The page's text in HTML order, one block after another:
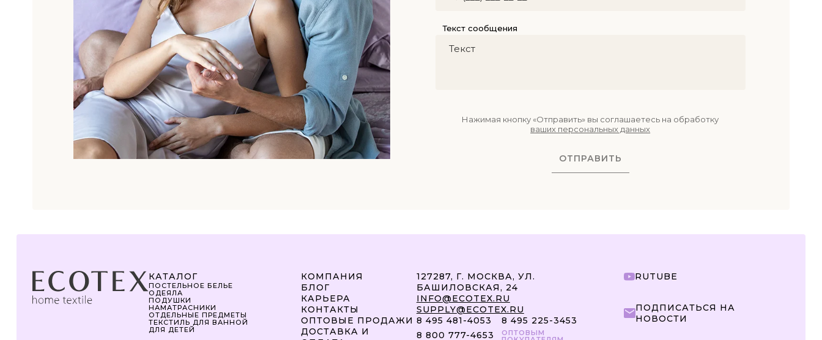
Текст сообщения
Нажимая кнопку «Отправить» вы соглашаетесь на обработку
ваших персональных данных
ОТПРАВИТЬ
КАТАЛОГ
ПОСТЕЛЬНОЕ БЕЛЬЕ
ОДЕЯЛА
ПОДУШКИ
НАМАТРАСНИКИ
ОТДЕЛЬНЫЕ ПРЕДМЕТЫ
ТЕКСТИЛЬ ДЛЯ ВАННОЙ
ДЛЯ ДЕТЕЙ
КОМПАНИЯ
БЛОГ
КАРЬЕРА
КОНТАКТЫ
ОПТОВЫЕ ПРОДАЖИ
ДОСТАВКА И
127287, Г. МОСКВА, УЛ.
БАШИЛОВСКАЯ, 24
INFO@ECOTEX.RU
SUPPLY@ECOTEX.RU
8 495 481-4053
8 495 225-3453
8 800 777-4653
ОПТОВЫМ
RUTUBE
ПОДПИСАТЬСЯ НА
НОВОСТИ